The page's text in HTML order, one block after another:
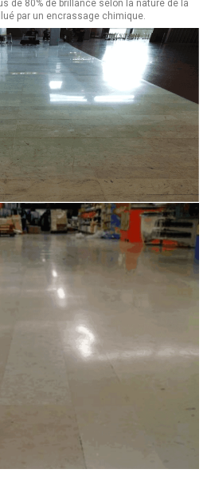
de 80% de brillance selon la nature de la
par un encrassage chimique.